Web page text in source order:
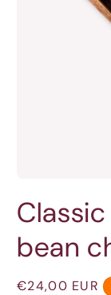
média
1
une
fenêtre
bean
Prix
€24,00 EUR